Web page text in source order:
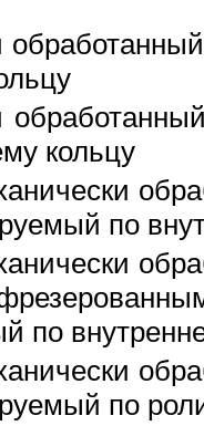
кольцу
по
по
по